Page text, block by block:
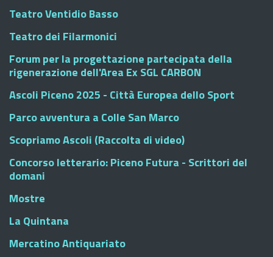
Teatro Ventidio Basso
Teatro dei Filarmonici
Forum per la progettazione partecipata della
rigenerazione dell'Area Ex SGL CARBON
Ascoli Piceno 2025 - Città Europea dello Sport
Parco avventura a Colle San Marco
Scopriamo Ascoli (Raccolta di video)
Concorso letterario: Piceno Futura - Scrittori del
domani
Mostre
La Quintana
Mercatino Antiquariato